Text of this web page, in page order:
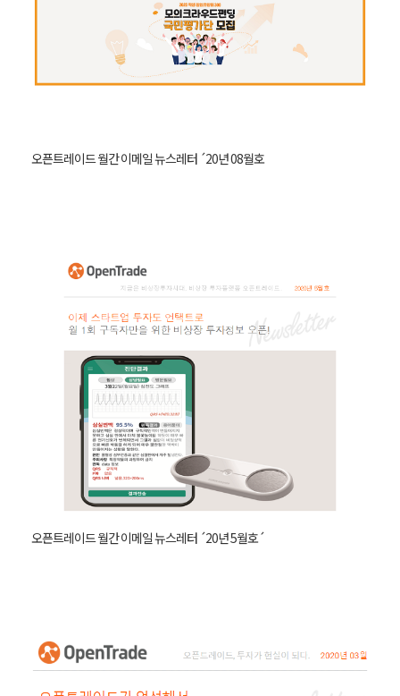
오픈트레이드 월간 이메일 뉴스레터 ´20년 08월호
오픈트레이드 월간 이메일 뉴스레터 ´20년 5월호´